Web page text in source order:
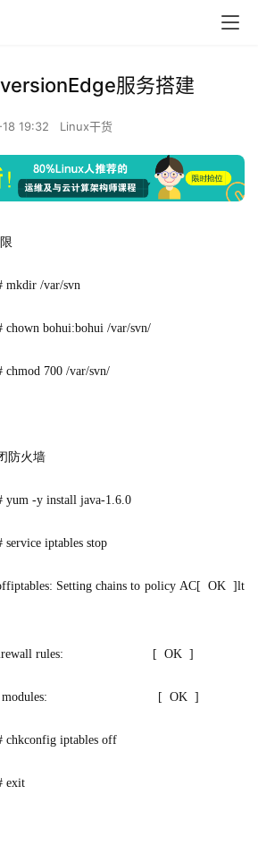
服务搭建
19:32 Linux干货
mkdir /var/svn
chown bohui:bohui /var/svn/
chmod 700 /var/svn/
防火墙
yum -y install java-1.6.0
iptables stop
Setting chains to policy AC[  OK  ]lt
rules:                         [  OK  ]
[  OK  ]
chkconfig iptables off
exit